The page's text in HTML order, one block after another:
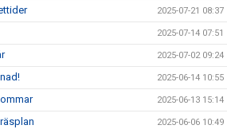
2025-07-21 08:37
2025-07-14 07:51
2025-07-02 09:24
2025-06-14 10:55
2025-06-13 15:14
2025-06-06 10:49